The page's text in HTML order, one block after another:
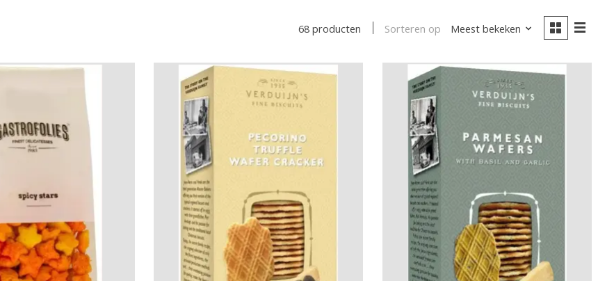
68 producten Sorteren op Meest bekeken